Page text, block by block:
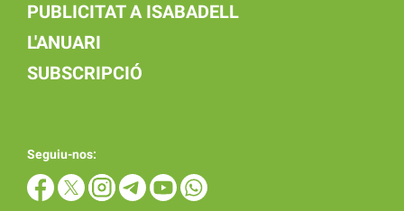
PUBLICITAT A ISABADELL
L'ANUARI
SUBSCRIPCIÓ
Seguiu-nos: